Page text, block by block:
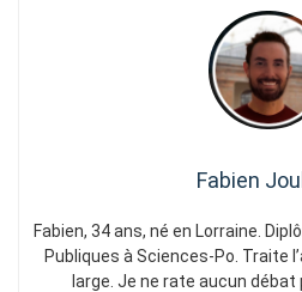
Fabien
Fabien, 34 ans, né en Lorraine.
Publiques à Sciences-Po. Traite
large. Je ne rate aucun débat